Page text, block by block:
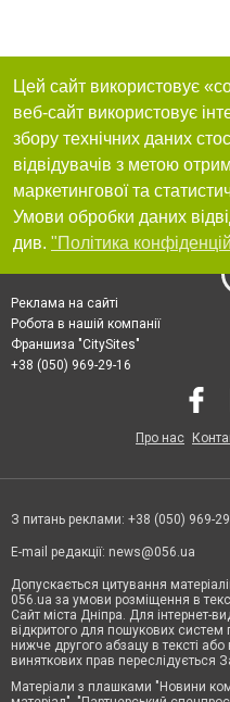
Цей сайт використовує
веб-сайт використовує
збору технічних даних
відвідувачів з метою
маркетингової та
Умови обробки даних
див. "Політика
Реклама на сайті
Робота в нашій компанії
Франшиза "CitySites"
+38 (050) 969-29-16
Про нас
З питань реклами: +38 (050) 969-
E-mail редакції: news@056.ua
Допускається цитування
056.ua за умови розміщення в
Сайт міста Дніпра. Для інтернет-
відкритого для пошукових систем
нижче другого абзацу в тексті
виняткових прав переслідується
Матеріали з плашками "Новини